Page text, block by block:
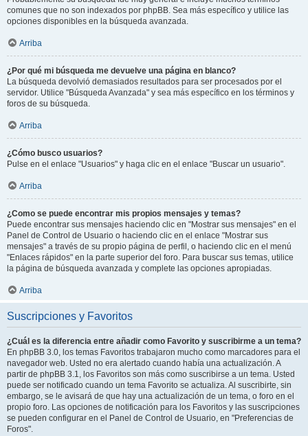
comunes que no son indexados por phpBB. Sea más específico y utilice las
opciones disponibles en la búsqueda avanzada.
Arriba
¿Por qué mi búsqueda me devuelve una página en blanco?
La búsqueda devolvió demasiados resultados para ser procesados por el
servidor. Utilice "Búsqueda Avanzada" y sea más específico en los términos y
foros de su búsqueda.
Arriba
¿Cómo busco usuarios?
Pulse en el enlace "Usuarios" y haga clic en el enlace "Buscar un usuario".
Arriba
¿Como se puede encontrar mis propios mensajes y temas?
Puede encontrar sus mensajes haciendo clic en "Mostrar sus mensajes" en el
Panel de Control de Usuario o haciendo clic en el enlace "Mostrar sus
mensajes" a través de su propio página de perfil, o haciendo clic en el menú
"Enlaces rápidos" en la parte superior del foro. Para buscar sus temas, utilice
la página de búsqueda avanzada y complete las opciones apropiadas.
Arriba
Suscripciones y Favoritos
¿Cuál es la diferencia entre añadir como Favorito y suscribirme a un tema?
En phpBB 3.0, los temas Favoritos trabajaron mucho como marcadores para el
navegador web. Usted no era alertado cuando había una actualización. A
partir de phpBB 3.1, los Favoritos son más como suscribirse a un tema. Usted
puede ser notificado cuando un tema Favorito se actualiza. Al suscribirte, sin
embargo, se le avisará de que hay una actualización de un tema, o foro en el
propio foro. Las opciones de notificación para los Favoritos y las suscripciones
se pueden configurar en el Panel de Control de Usuario, en "Preferencias de
Foros".